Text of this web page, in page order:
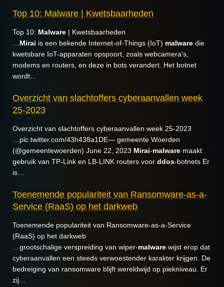
Top 10: Malware | Kwetsbaarheden
Top 10: Malware | Kwetsbaarheden
Mirai is een bekende Internet-of-Things (IoT) malware die
kwetsbare IoT-apparaten opspoort, zoals webcamera's,
modems en routers, en deze in bots verandert. Het botnet
wordt…
Overzicht van slachtoffers cyberaanvallen week
25-2023
Overzicht van slachtoffers cyberaanvallen week 25-2023
…pic.twitter.com/43h438a1DE— gemeente Woerden
(@gemeentewoerden) June 22, 2023 Mirai-malware maakt
gebruik van TP-Link en LB-LINK routers voor ddos-botnets Er
is…
Toenemende populariteit van Ransomware-as-a-
Service (RaaS) op het darkweb
Toenemende populariteit van Ransomware-as-a-Service
(RaaS) op het darkweb
…grootschalige verspreiding van wiper-malware wijst erop dat
cyberaanvallen een steeds verwoestender karakter krijgen. De
bedreiging van ransomware blijft wereldwijd op piekniveau. Er
zij…